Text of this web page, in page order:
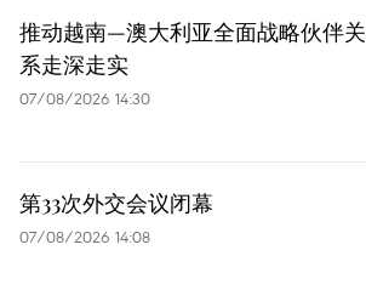
推动越南—澳大利亚全面战略伙伴关
系走深走实
07/08/2026 14:30
第33次外交会议闭幕
07/08/2026 14:08